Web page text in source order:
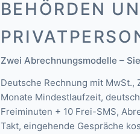
BEHÖRDEN
Zwei Abrechnungsmodelle –
Deutsche Rechnung mit MwSt.,
Monate Mindestlaufzeit,
Freiminuten + 10 Frei-SMS,
Takt, eingehende Gespräche